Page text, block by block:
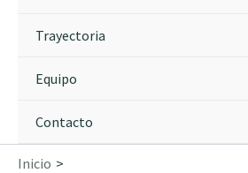
Trayectoria
Equipo
Contacto
Inicio